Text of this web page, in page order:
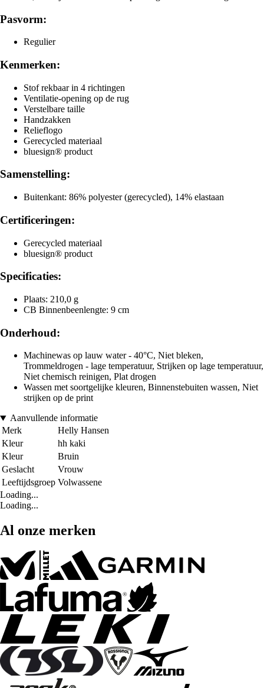
Pasvorm:
Regulier
Kenmerken:
Stof rekbaar in 4 richtingen
Ventilatie-opening op de rug
Verstelbare taille
Handzakken
Relieflogo
Gerecycled materiaal
bluesign® product
Samenstelling:
Buitenkant: 86% polyester (gerecycled), 14% elastaan
Certificeringen:
Gerecycled materiaal
bluesign® product
Specificaties:
Plaats: 210,0 g
CB Binnenbeenlengte: 9 cm
Onderhoud:
Machinewas op lauw water - 40°C, Niet bleken,
Trommeldrogen - lage temperatuur, Strijken op lage temperatuur,
Niet chemisch reinigen, Plat drogen
Wassen met soortgelijke kleuren, Binnenstebuiten wassen, Niet
strijken op de print
Aanvullende informatie
Merk
Helly Hansen
Kleur
hh kaki
Kleur
Bruin
Geslacht
Vrouw
Leeftijdsgroep Volwassene
Loading...
Loading...
Al onze merken